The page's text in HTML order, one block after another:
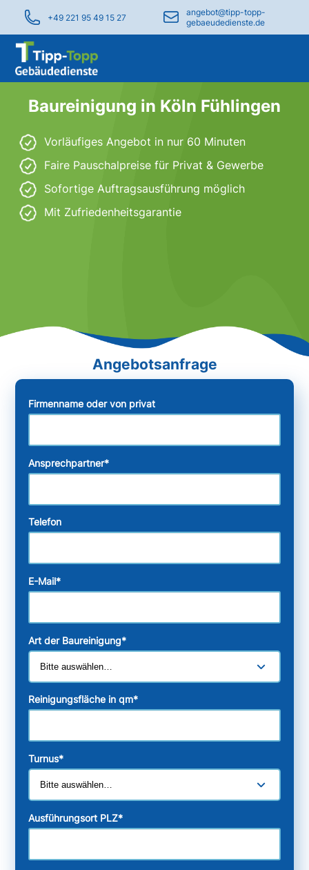
+49 221 95 49 15 27
angebot@tipp-topp-
gebaeudedienste.de
Baureinigung in Köln Fühlingen
Vorläufiges Angebot in nur 60 Minuten
Faire Pauschalpreise für Privat & Gewerbe
Sofortige Auftragsausführung möglich
Mit Zufriedenheitsgarantie
Firmenname oder von privat
Ansprechpartner*
Telefon
E-Mail*
Art der Baureinigung*
Reinigungsfläche in qm*
Turnus*
Ausführungsort PLZ*